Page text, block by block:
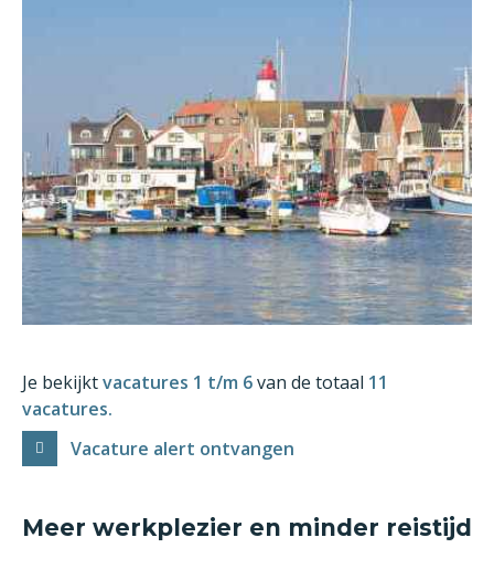
Je bekijktvacatures 1 t/m 6van de totaal 11
vacatures.
Vacature alert ontvangen
Meer werkplezier en minder reistijd